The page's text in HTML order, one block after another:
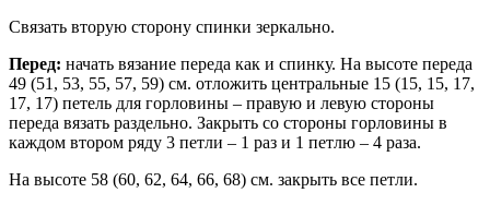
Связать вторую сторону спинки зеркально.
Перед: начать вязание переда как и спинку. На высоте переда
49 (51, 53, 55, 57, 59) см. отложить центральные 15 (15, 15, 17,
17, 17) петель для горловины – правую и левую стороны
переда вязать раздельно. Закрыть со стороны горловины в
каждом втором ряду 3 петли – 1 раз и 1 петлю – 4 раза.
На высоте 58 (60, 62, 64, 66, 68) см. закрыть все петли.